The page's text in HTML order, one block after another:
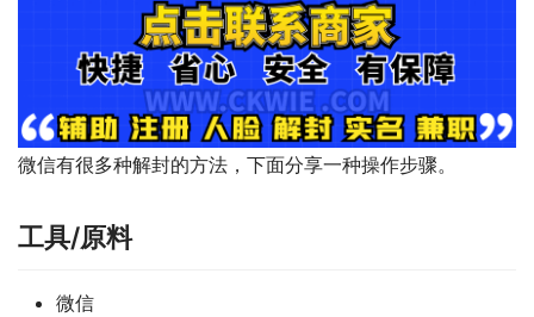
微信有很多种解封的方法，下面分享一种操作步骤。
工具/原料
微信